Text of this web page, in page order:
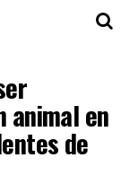
animal en
de